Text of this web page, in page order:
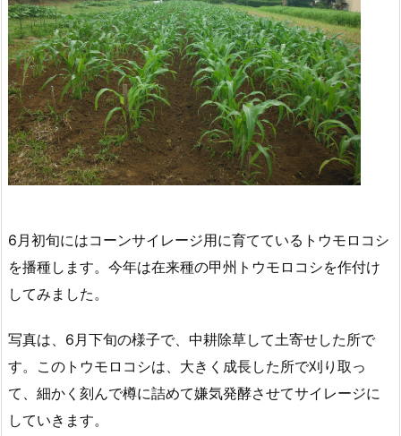
6月初旬にはコーンサイレージ用に育てているトウモロコシ
を播種します。今年は在来種の甲州トウモロコシを作付け
してみました。
写真は、6月下旬の様子で、中耕除草して土寄せした所で
す。このトウモロコシは、大きく成長した所で刈り取っ
て、細かく刻んで樽に詰めて嫌気発酵させてサイレージに
していきます。